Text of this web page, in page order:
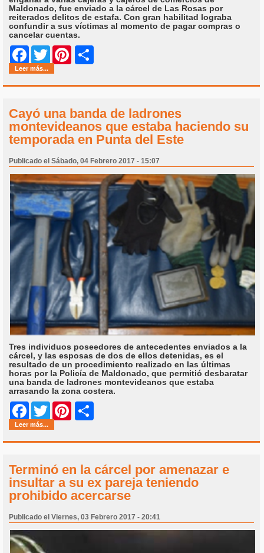
Maldonado, fue enviado a la cárcel de Las Rosas por
reiterados delitos de estafa. Con gran habilitad lograba
confundir a sus víctimas al momento de pagar compras o
cancelar cuentas.
Facebook
Twitter Pinterest
Leer más...
Cayó una banda de ladrones
montevideanos que estaba haciendo su
temporada en Punta del Este
Publicado el Sábado, 04 Febrero 2017 - 15:07
Tres individuos poseedores de antecedentes enviados a la
cárcel, y las esposas de dos de ellos detenidas, es el
resultado de un procedimiento realizado en las últimas
horas por la Policía de Maldonado, que permitió desbaratar
una banda de ladrones montevideanos que estaba
arrasando la zona costera.
Facebook
Twitter Pinterest
Leer más...
Terminó en la cárcel por amenazar e
insultar a su ex pareja teniendo
prohibido acercarse
Publicado el Viernes, 03 Febrero 2017 - 20:41